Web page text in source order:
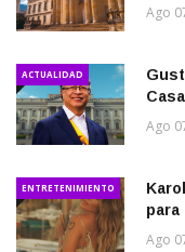
Ago
ACTUALIDAD
Ago
ENTRETENIMIENTO
para
Ago